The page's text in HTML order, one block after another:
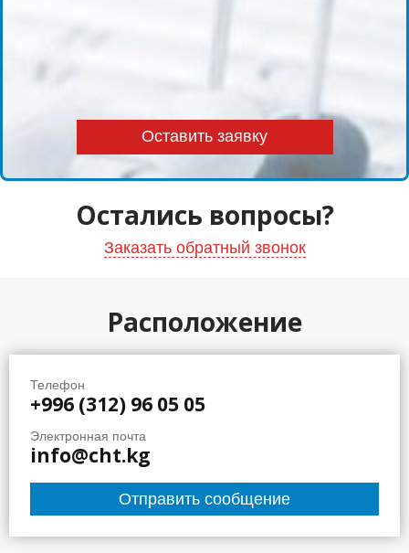
Остались вопросы?
Заказать обратный звонок
Расположение
Телефон
+996 (312) 96 05 05
Электронная почта
info@cht.kg
Отправить сообщение